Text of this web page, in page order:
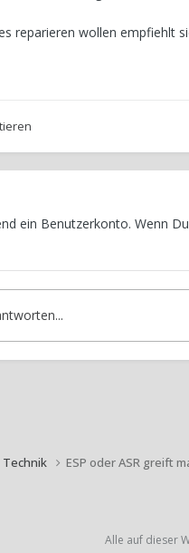
reparieren wollen empfiehlt
ein Benutzerkonto. Wenn
Technik ESP oder ASR greift
Alle auf dieser